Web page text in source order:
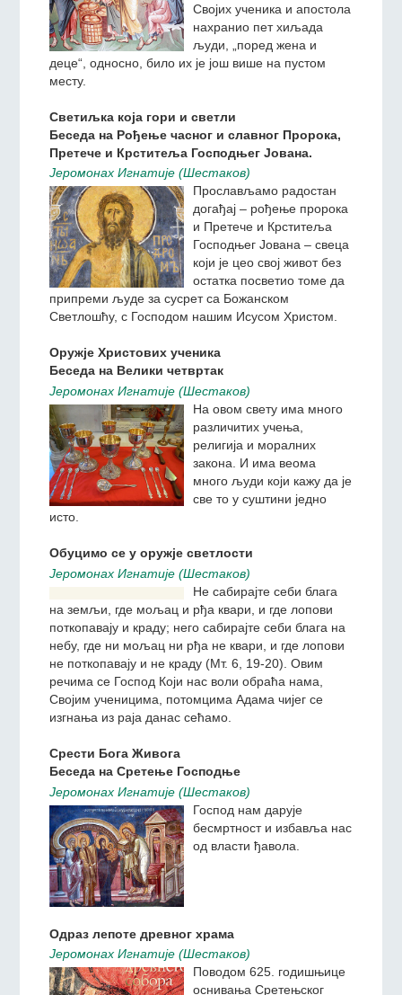
Својих ученика и апостола
нахранио пет хиљада
људи, „поред жена и
деце“, односно, било их је још више на пустом
месту.
Светиљка која гори и светли
Беседа на Рођење часног и славног Пророка,
Претече и Крститеља Господњег Јована.
Jeромонах Игнатиjе (Шестаков)
Прослављамо радостан
догађај – рођење пророка
и Претече и Крститеља
Господњег Јована – свеца
који је цео свој живот без
остатка посветио томе да
припреми људе за сусрет са Божанском
Светлошћу, с Господом нашим Исусом Христом.
Оружје Христових ученика
Беседа на Велики четвртак
Jeромонах Игнатиjе (Шестаков)
На овом свету има много
различитих учења,
религија и моралних
закона. И има веома
много људи који кажу да је
све то у суштини једно
исто.
Обуцимо се у оружје светлости
Jeромонах Игнатиjе (Шестаков)
Не сабирајте себи блага
на земљи, где мољац и
рђа квари, и где лопови
поткопавају и краду; него
сабирајте себи блага на
небу, где ни мољац ни рђа
не квари, и где лопови не поткопавају и не краду
(Мт. 6, 19-20). Овим речима се Господ Који нас
Адама чијег се изгнања из раја данас сећамо.
Срести Бога Живога
Беседа на Сретење Господње
Jeромонах Игнатиjе (Шестаков)
Господ нам дарује
Одраз лепоте древног храма
Jeромонах Игнатиjе (Шестаков)